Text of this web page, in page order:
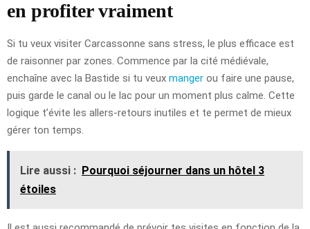
en profiter vraiment
Si tu veux visiter Carcassonne sans stress, le plus efficace est
de raisonner par zones. Commence par la cité médiévale,
enchaîne avec la Bastide si tu veux manger ou faire une pause,
puis garde le canal ou le lac pour un moment plus calme. Cette
logique t’évite les allers-retours inutiles et te permet de mieux
gérer ton temps.
Lire aussi : Pourquoi séjourner dans un hôtel 3
étoiles